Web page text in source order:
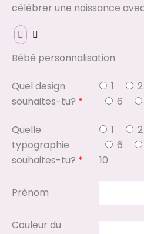
célébrer une naissance
Bébé personnalisation
Quel design
souhaites-tu? *
1 2
6
Quelle
typographie
souhaites-tu? *
1 2
6
10
Prénom
Couleur du